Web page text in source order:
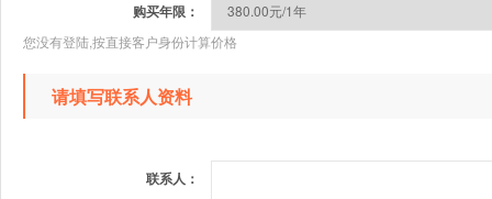
购买年限：
您没有登陆,按直接客户身份计算价格
请填写联系人资料
联系人：